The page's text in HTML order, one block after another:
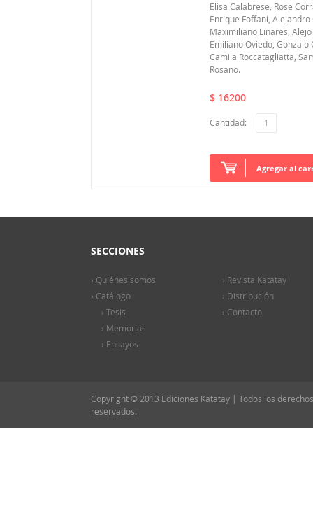
Elisa Calabrese, Rose
Enrique Foffani,
Maximiliano Linares,
Emiliano Oviedo, Gonzalo
Camila Roccatagliatta,
Rosano.
$ 16200
Cantidad:
Agregar al
SECCIONES
› Quiénes somos
› Catálogo
› Tesis
› Memorias
› Ensayos
› Revista Katatay
› Distribución
› Contacto
Copyright © 2013 Ediciones Katatay | Todos los derechos
reservados.